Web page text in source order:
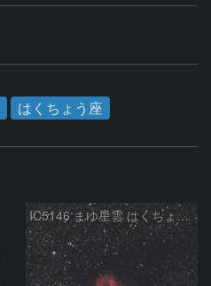
はくちょう座
IC5146 まゆ星雲 はくちょう座